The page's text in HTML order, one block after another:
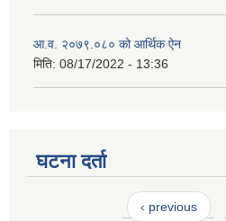
आ.व. २०७९.०८० को आर्थिक ऐन
मिति: 08/17/2022 - 13:36
घटना दर्ता
‹ previous